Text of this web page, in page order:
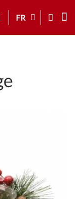
FR